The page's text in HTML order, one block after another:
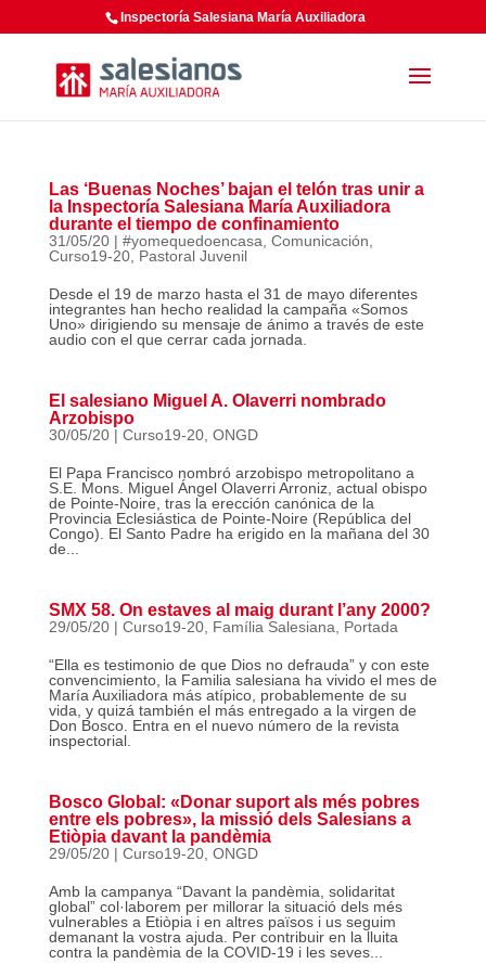
Inspectoría Salesiana María Auxiliadora
Las ‘Buenas Noches’ bajan el telón tras unir a
la Inspectoría Salesiana María Auxiliadora
durante el tiempo de confinamiento
31/05/20| #yomequedoencasa Comunicación
Curso19-20, Pastoral Juvenil
Desde el 19 de marzo hasta el 31 de mayo diferentes
integrantes han hecho realidad la campaña «Somos
Uno» dirigiendo su mensaje de ánimo a través de este
audio con el que cerrar cada jornada.
El salesiano Miguel A. Olaverri nombrado
Arzobispo
30/05/20| Curso19-20, ONGD
El Papa Francisco nombró arzobispo metropolitano a
S.E. Mons. Miguel Ángel Olaverri Arroniz, actual obispo
de Pointe-Noire, tras la erección canónica de la
Provincia Eclesiástica de Pointe-Noire (República del
Congo). El Santo Padre ha erigido en la mañana del 30
de...
SMX 58. On estaves al maig durant l’any 2000?
29/05/20| Curso19-20, Família Salesiana Portada
“Ella es testimonio de que Dios no defrauda” y con este
convencimiento, la Familia salesiana ha vivido el mes de
María Auxiliadora más atípico, probablemente de su
vida, y quizá también el más entregado a la virgen de
Don Bosco. Entra en el nuevo número de la revista
inspectorial.
Bosco Global: «Donar suport als més pobres
entre els pobres», la missió dels Salesians a
Etiòpia davant la pandèmia
29/05/20| Curso19-20, ONGD
Amb la campanya “Davant la pandèmia, solidaritat
global” col·laborem per millorar la situació dels més
vulnerables a Etiòpia i en altres països i us seguim
demanant la vostra ajuda. Per contribuir en la lluita
contra la pandèmia de la COVID-19 i les seves...